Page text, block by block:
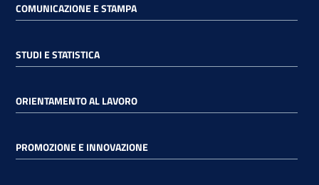
COMUNICAZIONE E STAMPA
STUDI E STATISTICA
ORIENTAMENTO AL LAVORO
PROMOZIONE E INNOVAZIONE